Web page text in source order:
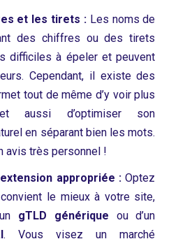
et les tirets :Les noms de
des chiffres ou des tirets
difficiles à épeler et peuvent
Cependant, il existe des
tout de même d’y voir plus
aussi d’optimiser son
en séparant bien les mots.
avis très personnel !
appropriée : Optez
le mieux à votre site,
gTLD générique ou d’un
. Vous visez un marché